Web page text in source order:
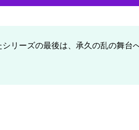
リーズの最後は、承久の乱の舞台